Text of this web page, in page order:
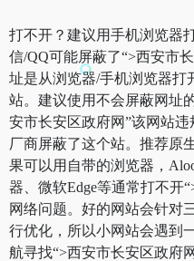
打不开？建议用手机浏览器
信/QQ可能屏蔽了“>西安市
址是从浏览器/手机浏览器打
站。建议使用不会屏蔽网址
安市长安区政府网”该网站
厂商屏蔽了这个站。推荐原
果可以用自带的浏览器，
器、微软Edge等通常打不开
网络问题。好的网站会针对
行优化，所以小网站会遇到
航寻找“>西安市长安区政府